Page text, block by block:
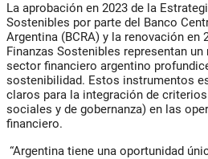
La aprobación en 2023 de la
Sostenibles por parte del Banco
Argentina (BCRA) y la renovación en
Finanzas Sostenibles representan
sector financiero argentino
sostenibilidad. Estos instrumentos
claros para la integración de
sociales y de gobernanza) en las
financiero.
“Argentina tiene una oportunidad